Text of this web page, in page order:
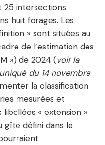
25 intersections
huit forages. Les
» sont situées au
de l’estimation des
») de 2024 (voir la
du 14 novembre
la classification
mesurées et
libellées « extension »
gîte défini dans le